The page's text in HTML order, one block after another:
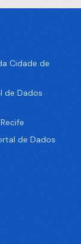
Cidade de
de Dados
de Dados